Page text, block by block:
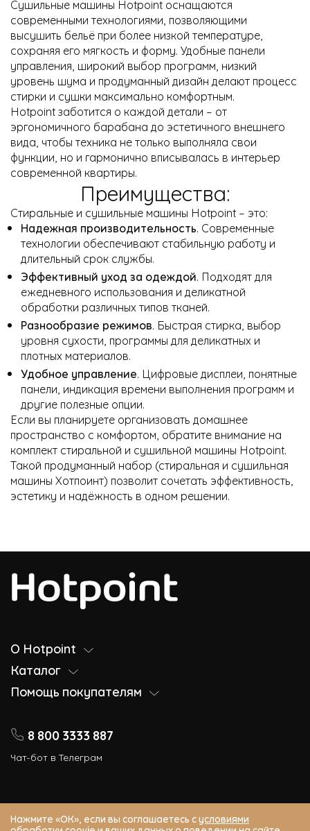
Сушильные машины Hotpoint оснащаются
современными технологиями, позволяющими
высушить бельё при более низкой температуре,
сохраняя его мягкость и форму. Удобные панели
управления, широкий выбор программ, низкий
уровень шума и продуманный дизайн делают процесс
стирки и сушки максимально комфортным.
Hotpoint заботится о каждой детали – от
эргономичного барабана до эстетичного внешнего
вида, чтобы техника не только выполняла свои
функции, но и гармонично вписывалась в интерьер
современной квартиры.
Преимущества:
Стиральные и сушильные машины Hotpoint – это:
Надежная производительность. Современные
технологии обеспечивают стабильную работу и
длительный срок службы.
Эффективный уход за одеждой. Подходят для
ежедневного использования и деликатной
обработки различных типов тканей.
Разнообразие режимов. Быстрая стирка, выбор
уровня сухости, программы для деликатных и
плотных материалов.
Удобное управление. Цифровые дисплеи, понятные
панели, индикация времени выполнения программ и
другие полезные опции.
Если вы планируете организовать домашнее
пространство с комфортом, обратите внимание на
комплект стиральной и сушильной машины Hotpoint.
Такой продуманный набор (стиральная и сушильная
машины Хотпоинт) позволит сочетать эффективность,
эстетику и надёжность в одном решении.
О Hotpoint
Каталог
Помощь покупателям
8 800 3333 887
Чат-бот в Телеграм
Нажмите «ОК», если вы соглашаетесь сусловиями